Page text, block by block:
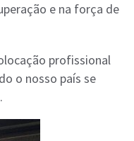
e na força de
profissional
o nosso país se